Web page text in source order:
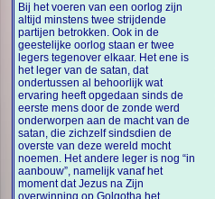
Bij het voeren van een oorlog zijn
altijd minstens twee strijdende
partijen betrokken. Ook in de
geestelijke oorlog staan er twee
legers tegenover elkaar. Het ene is
het leger van de satan, dat
ondertussen al behoorlijk wat
ervaring heeft opgedaan sinds de
eerste mens door de zonde werd
onderworpen aan de macht van de
satan, die zichzelf sindsdien de
overste van deze wereld mocht
noemen. Het andere leger is nog “in
aanbouw”, namelijk vanaf het
moment dat Jezus na Zijn
overwinning op Golgotha het